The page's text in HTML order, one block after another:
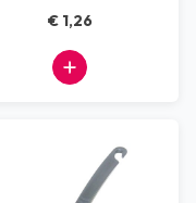
€ 1,26